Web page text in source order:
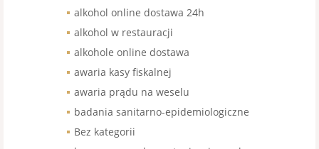
alkohol online dostawa 24h
alkohol w restauracji
alkohole online dostawa
awaria kasy fiskalnej
awaria prądu na weselu
badania sanitarno-epidemiologiczne
Bez kategorii